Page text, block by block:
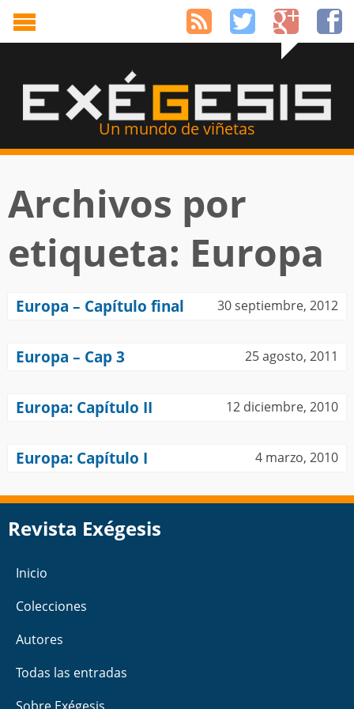
Un mundo de viñetas
Archivos por
etiqueta: Europa
Europa – Capítulo final 30 septiembre, 2012
Europa – Cap 3 25 agosto, 2011
Europa: Capítulo II 12 diciembre, 2010
Europa: Capítulo I 4 marzo, 2010
Revista Exégesis
Inicio
Colecciones
Autores
Todas las entradas